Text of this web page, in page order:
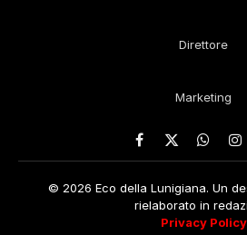
Direttore
Marketing
Facebook
X
© 2026 Eco della Lunigiana. Un
rielaborato in
Privacy Policy